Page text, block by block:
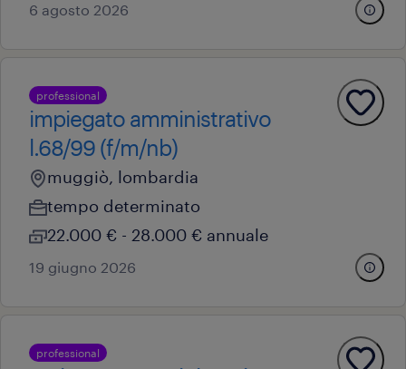
6 agosto 2026
professional
impiegato amministrativo
l.68/99 (f/m/nb)
muggiò, lombardia
tempo determinato
22.000 € - 28.000 € annuale
19 giugno 2026
professional